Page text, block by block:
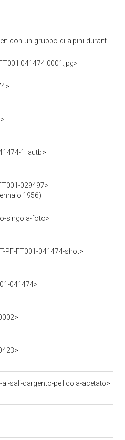
1_autb>
029497>
1956)
singola-foto>
FT001-041474-shot>
041474>
sali-dargento-pellicola-acetato>